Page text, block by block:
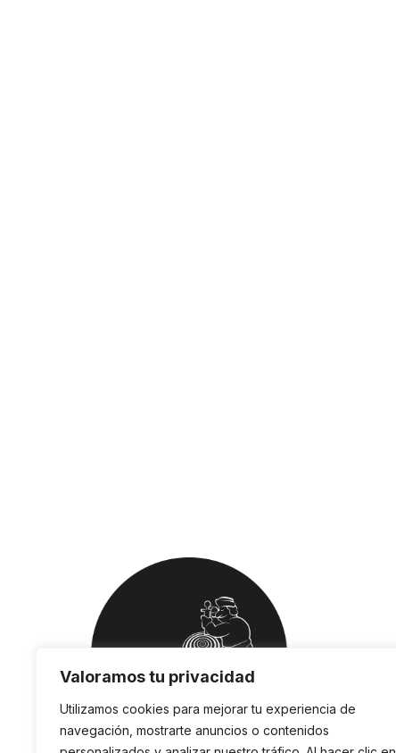
Valoramos tu privacidad
Utilizamos cookies para mejorar tu experiencia de
navegación, mostrarte anuncios o contenidos